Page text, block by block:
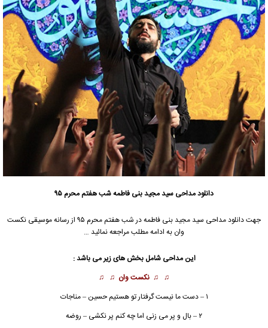
دانلود مداحی سید مجید بنی فاطمه شب هفتم محرم ۹۵
جهت دانلود مداحی سید مجید بنی فاطمه
در شب هفتم محرم ۹۵ از رسانه موسیقی نکست
وان به ادامه مطلب مراجعه نمائید …
این مداحی شامل بخش های زیر می باشد :
♫ ♫ نکست وان ♫ ♫
۱ – دست ما نیست گرفتار تو هستیم حسین – مناجات
۲ – بال و پر می زنی اما چه کنم پر نکشی – روضه